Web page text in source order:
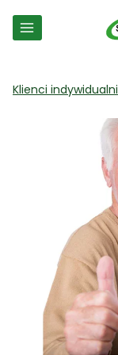
Przejdź
do
Klienci indywidualni